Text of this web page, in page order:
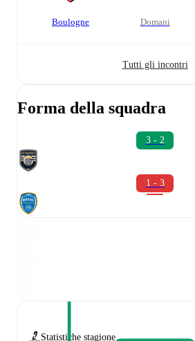
Boulogne domani
Tutti gli incontri
Forma della squadra
3 - 2
1 - 3
Statistiche stagione